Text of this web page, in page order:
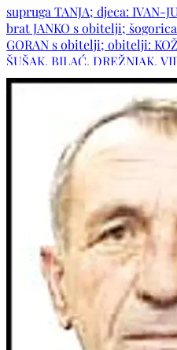
supruga TANJA; djeca: IVAN-
brat JANKO s obitelji;
GORAN s obitelji; obitelji:
ŠUŠAK, BILAĆ, DREŽNJAK,
JUKIĆ te ostala